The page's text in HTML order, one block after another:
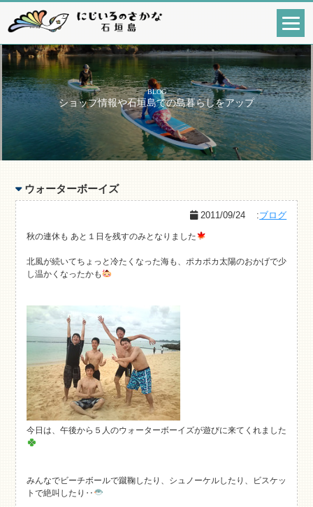
BLOG
ショップ情報や石垣島での島暮らしをアップ
ウォーターボーイズ
2011/09/24 :ブログ
秋の連休も あと１日を残すのみとなりました
北風が続いてちょっと冷たくなった海も、ポカポカ太陽のおかげで少
し温かくなったかも
今日は、午後から５人のウォーターボーイズが遊びに来てくれました
みんなでビーチボールで蹴鞠したり、シュノーケルしたり、ビスケッ
トで絶叫したり‥